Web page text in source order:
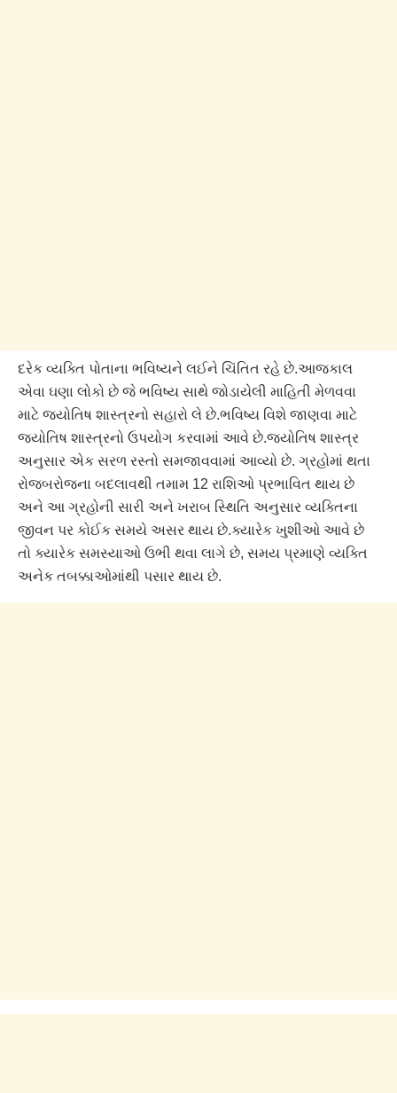
દરેક વ્યક્તિ પોતાના ભવિષ્યને લઈને ચિંતિત રહે છે.આજકાલ
એવા ઘણા લોકો છે જે ભવિષ્ય સાથે જોડાયેલી માહિતી મેળવવા
માટે જ્યોતિષ શાસ્ત્રનો સહારો લે છે.ભવિષ્ય વિશે જાણવા માટે
જ્યોતિષ શાસ્ત્રનો ઉપયોગ કરવામાં આવે છે.જ્યોતિષ શાસ્ત્ર
અનુસાર એક સરળ રસ્તો સમજાવવામાં આવ્યો છે. ગ્રહોમાં થતા
રોજબરોજના બદલાવથી તમામ 12 રાશિઓ પ્રભાવિત થાય છે
અને આ ગ્રહોની સારી અને ખરાબ સ્થિતિ અનુસાર વ્યક્તિના
જીવન પર કોઈક સમયે અસર થાય છે.ક્યારેક ખુશીઓ આવે છે
તો ક્યારેક સમસ્યાઓ ઉભી થવા લાગે છે, સમય પ્રમાણે વ્યક્તિ
અનેક તબક્કાઓમાંથી પસાર થાય છે.